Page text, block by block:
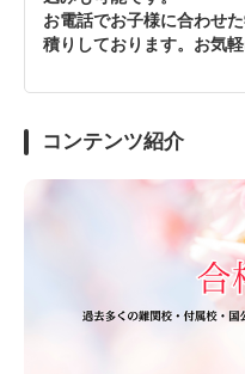
お電話でお子様に合わせ
積りしております。お気
コンテンツ紹介